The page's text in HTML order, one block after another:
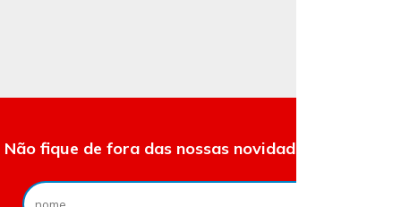
Não fique de fora das nossas novidades e ofertas.